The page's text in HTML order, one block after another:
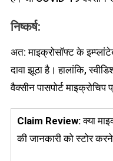
निष्कर्ष:
अत: माइक्रोसॉफ्ट के
दावा झूठा है। हालांकि,
वैक्सीन पासपोर्ट माइक्रोचिप
Claim Review:क्या
की जानकारी को स्टोर करने